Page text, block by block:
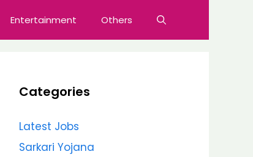
Entertainment Others
Categories
Latest Jobs
Sarkari Yojana